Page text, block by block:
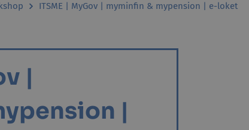
ITSME | MyGov | myminfin & mypension | e-loket
|
|